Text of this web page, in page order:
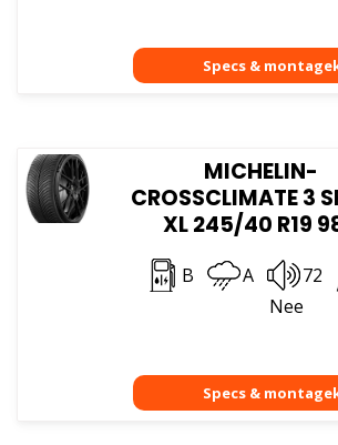
MICHELIN-
CROSSCLIMATE 3
XL 245/40 R19
B A 72
Nee